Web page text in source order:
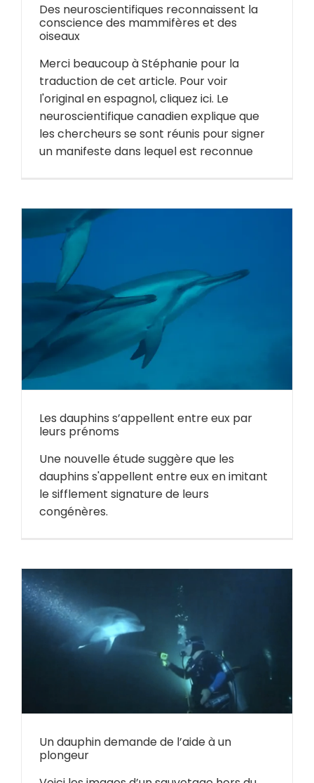
Des neuroscientifiques reconnaissent la
conscience des mammifères et des
oiseaux
Merci beaucoup à Stéphanie pour la
traduction de cet article. Pour voir
l'original en espagnol, cliquez ici. Le
neuroscientifique canadien explique que
les chercheurs se sont réunis pour signer
un manifeste dans lequel est reconnue
Les dauphins s’appellent entre eux par
leurs prénoms
Une nouvelle étude suggère que les
dauphins s'appellent entre eux en imitant
le sifflement signature de leurs
congénères.
Un dauphin demande de l’aide à un
plongeur